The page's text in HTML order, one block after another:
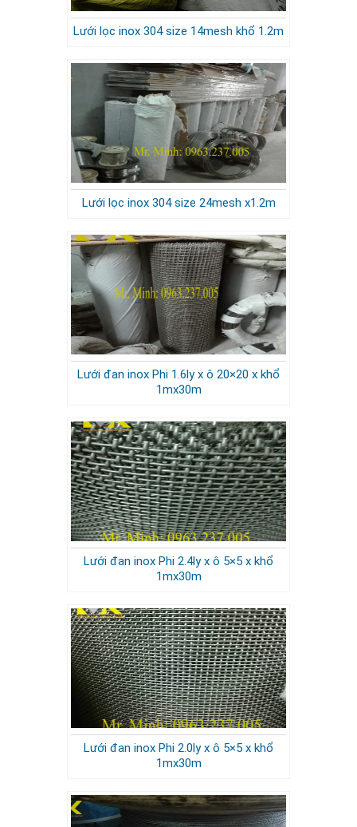
Lưới lọc inox 304 size 14mesh khổ 1.2m
Lưới lọc inox 304 size 24mesh x1.2m
Lưới đan inox Phi 1.6ly x ô 20×20 x khổ
1mx30m
Lưới đan inox Phi 2.4ly x ô 5×5 x khổ
1mx30m
Lưới đan inox Phi 2.0ly x ô 5×5 x khổ
1mx30m